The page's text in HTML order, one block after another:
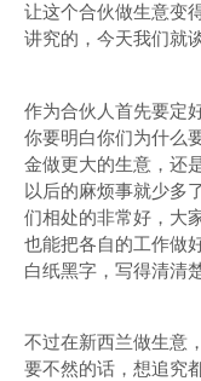
让这个合伙做生意变
讲究的，今天我们就
作为合伙人首先要定
你要明白你们为什么
金做更大的生意，还
以后的麻烦事就少多
们相处的非常好，大
也能把各自的工作做
白纸黑字，写得清清
不过在新西兰做生意
要不然的话，想追究